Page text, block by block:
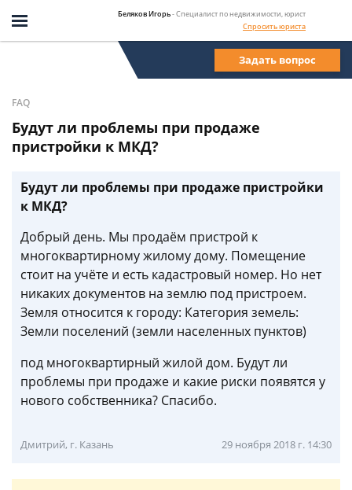
Беляков Игорь- Специалист по недвижимости, юрист
Спросить юриста
Задать вопрос
FAQ
Будут ли проблемы при продаже
пристройки к МКД?
Будут ли проблемы при продаже пристройки
к МКД?
Добрый день. Мы продаём пристрой к
многоквартирному жилому дому. Помещение
стоит на учёте и есть кадастровый номер. Но нет
никаких документов на землю под пристроем.
Земля относится к городу: Категория земель:
Земли поселений (земли населенных пунктов)
под многоквартирный жилой дом. Будут ли
проблемы при продаже и какие риски появятся у
нового собственника? Спасибо.
Дмитрий, г. Казань 29 ноября 2018 г. 14:30